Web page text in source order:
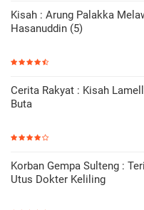
Kisah : Arung Palakka
Hasanuddin (5)
Cerita Rakyat : Kisah
Buta
Korban Gempa Sulteng :
Utus Dokter Keliling